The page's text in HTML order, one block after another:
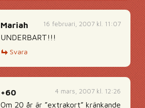
16 februari, 2007 kl. 11:07
Mariah
UNDERBART!!!
Svara
4 mars, 2007 kl. 12:26
+60
Om 20 år är ”extrakort” kränkande